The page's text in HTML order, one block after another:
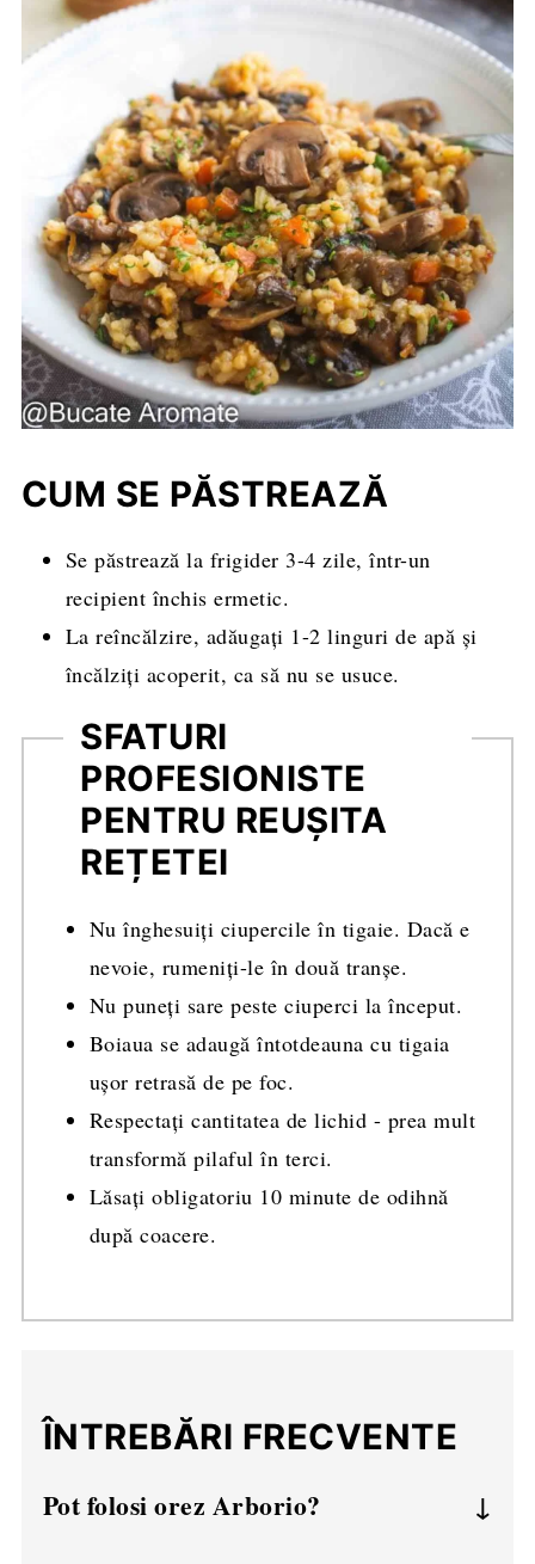
CUM SE PĂSTREAZĂ
Se păstrează la frigider 3-4 zile, într-un
recipient închis ermetic.
La reîncălzire, adăugați 1-2 linguri de apă și
încălziți acoperit, ca să nu se usuce.
SFATURI
PROFESIONISTE
PENTRU REUȘITA
REȚETEI
Nu înghesuiți ciupercile în tigaie. Dacă e
nevoie, rumeniți-le în două tranșe.
Nu puneți sare peste ciuperci la început.
Boiaua se adaugă întotdeauna cu tigaia
ușor retrasă de pe foc.
Respectați cantitatea de lichid - prea mult
transformă pilaful în terci.
Lăsați obligatoriu 10 minute de odihnă
după coacere.
ÎNTREBĂRI FRECVENTE
Pot folosi orez Arborio?